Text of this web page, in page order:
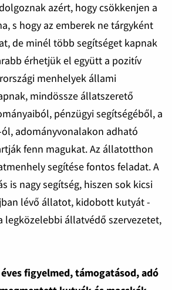
azért, hogy csökkenjen a
s hogy az emberek ne tárgyként
de minél több segítséget kapnak
érhetjük el együtt a pozitív
menhelyek állami
mindössze állatszerető
pénzügyi segítségéből, a
adományvonalakon adható
fenn magukat. Az állatotthon
segítése fontos feladat. A
is nagy segítség, hiszen sok kicsi
lévő állatot, kidobott kutyát -
legközelebbi állatvédő szervezetet,
figyelmed, támogatásod, adó